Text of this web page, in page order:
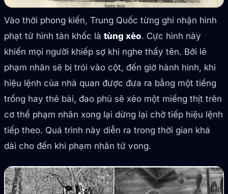
Vào thời phong kiến, Trung Quốc từng ghi nhận hình
phạt tử hình tàn khốc là tùng xẻo. Cực hình này
khiến mọi người khiếp sợ khi nghe thấy tên. Bởi lẽ
phạm nhân sẽ bị trói vào cột, đến giờ hành hình, khi
hiệu lệnh của nhà quan được đưa ra bằng một tiếng
trống hay thẻ bài, đao phủ sẽ xẻo một miếng thịt trên
cơ thể phạm nhân xong lại dừng lại chờ tiếp hiệu lệnh
tiếp theo. Quá trình này diễn ra trong thời gian khá
dài cho đến khi phạm nhân tử vong.